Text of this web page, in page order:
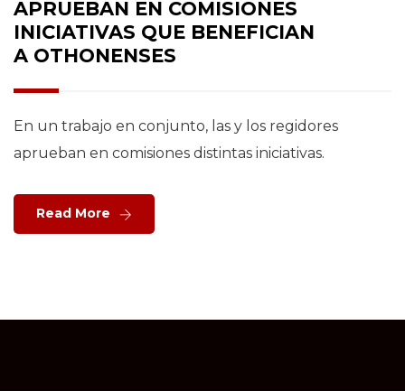
APRUEBAN EN COMISIONES
INICIATIVAS QUE BENEFICIAN
A OTHONENSES
En un trabajo en conjunto, las y los regidores
aprueban en comisiones distintas iniciativas.
Read More